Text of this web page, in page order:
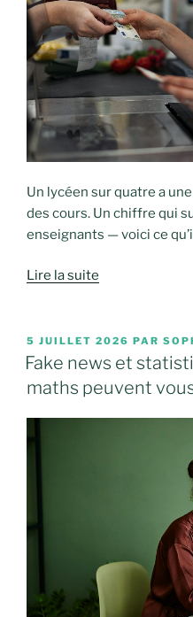
Un lycéen sur quatre a
des cours. Un chiffre qui
enseignants — voici ce
Lire la suite
PUBLIÉ
LE
5 JUILLET 2026 PAR
Fake news et
maths peuvent